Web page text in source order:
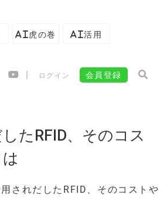
AI虎の巻 AI活用
ログイン 会員登録
たRFID、そのコス
されだしたRFID、そのコストや